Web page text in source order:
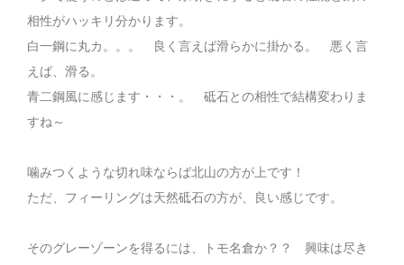
相性がハッキリ分かります。
白一鋼に丸カ。。。 良く言えば滑らかに掛かる。 悪く言
えば、滑る。
青二鋼風に感じます・・・。 砥石との相性で結構変わりま
すね～
噛みつくような切れ味ならば北山の方が上です！
ただ、フィーリングは天然砥石の方が、良い感じです。
そのグレーゾーンを得るには、トモ名倉か？？ 興味は尽き